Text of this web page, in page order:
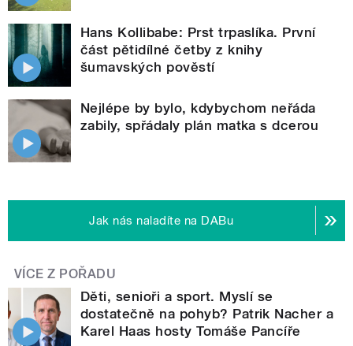
Hans Kollibabe: Prst trpaslíka. První
část pětidílné četby z knihy
šumavských pověstí
Nejlépe by bylo, kdybychom neřáda
zabily, spřádaly plán matka s dcerou
Jak nás naladíte na DABu
VÍCE Z POŘADU
Děti, senioři a sport. Myslí se
dostatečně na pohyb? Patrik Nacher a
Karel Haas hosty Tomáše Pancíře